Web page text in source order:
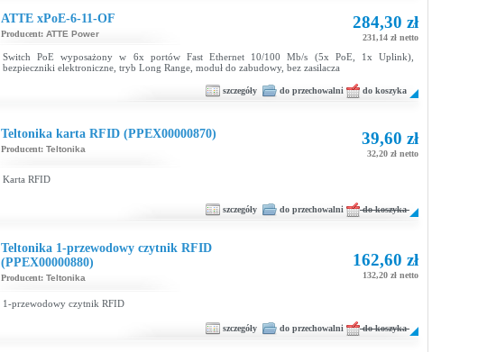
ATTE xPoE-6-11-OF
Producent: ATTE Power
284,30 zł
231,14 zł netto
Switch PoE wyposażony w 6x portów Fast Ethernet 10/100 Mb/s (5x PoE, 1x Uplink),
bezpieczniki elektroniczne, tryb Long Range, moduł do zabudowy, bez zasilacza
szczegóły do przechowalni do koszyka
Teltonika karta RFID (PPEX00000870)
Producent: Teltonika
39,60 zł
32,20 zł netto
Karta RFID
szczegóły do przechowalni do koszyka
Teltonika 1-przewodowy czytnik RFID
(PPEX00000880)
Producent: Teltonika
162,60 zł
132,20 zł netto
1-przewodowy czytnik RFID
szczegóły do przechowalni do koszyka